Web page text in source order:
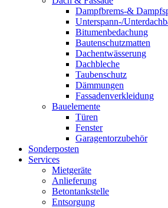
Dampfbrems-&
Unterspann-/
Bitumenbedachung
Bautenschutzmatten
Dachentwässerung
Dachbleche
Taubenschutz
Dämmungen
Fassadenverkleidung
Bauelemente
Türen
Fenster
Garagentorzubehör
Sonderposten
Services
Mietgeräte
Anlieferung
Betontankstelle
Entsorgung